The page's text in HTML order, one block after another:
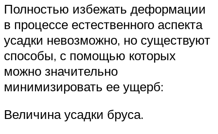
Полностью избежать деформации
в процессе естественного аспекта
усадки невозможно, но существуют
способы, с помощью которых
можно значительно
минимизировать ее ущерб:
Величина усадки бруса.